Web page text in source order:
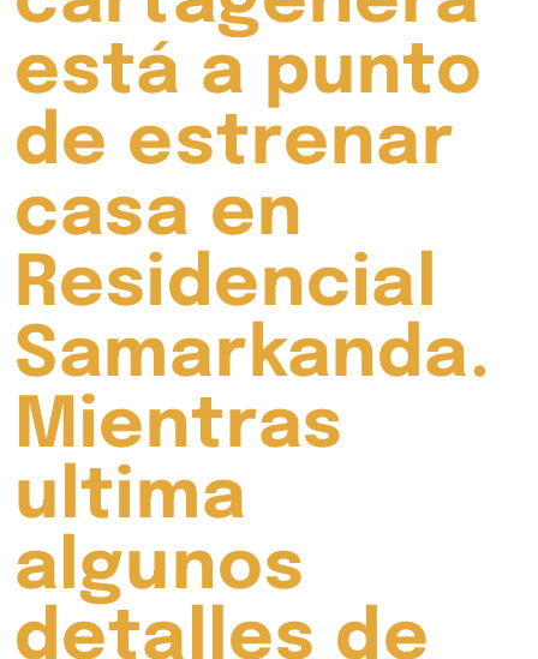
está a punto
de estrenar
casa en
Residencial
Samarkanda.
Mientras
ultima
algunos
detalles de